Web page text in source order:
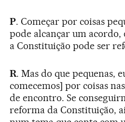
P. Começar por coisas
pode alcançar um acordo,
a Constituição pode ser
R. Mas do que pequenas,
comecemos] por coisas
de encontro. Se
reforma da Constituição,